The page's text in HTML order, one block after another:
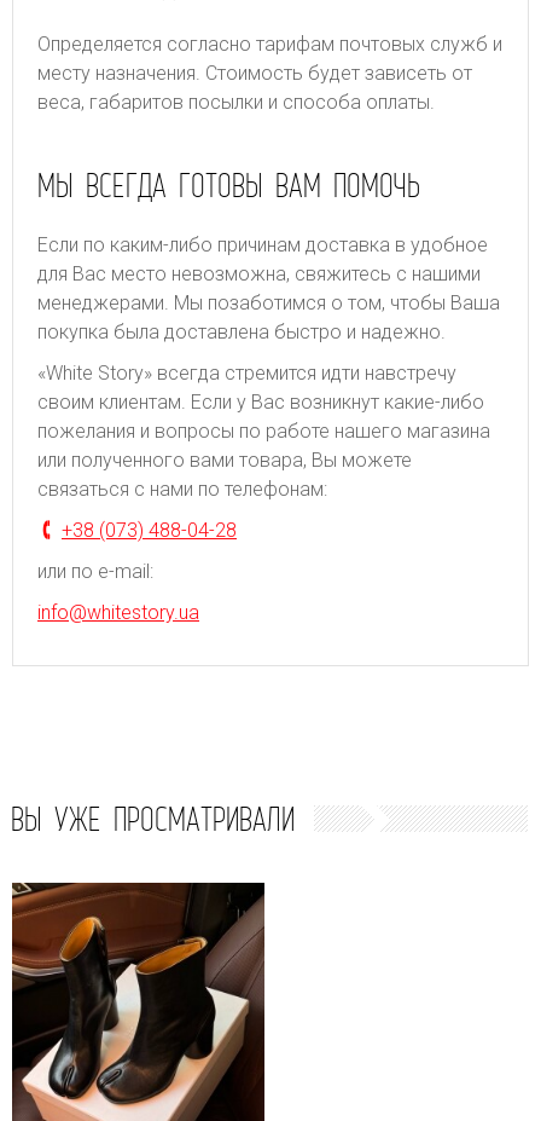
Определяется согласно тарифам почтовых служб и
месту назначения. Стоимость будет зависеть от
веса, габаритов посылки и способа оплаты.
МЫ ВСЕГДА ГОТОВЫ ВАМ ПОМОЧЬ
Если по каким-либо причинам доставка в удобное
для Вас место невозможна, свяжитесь с нашими
менеджерами. Мы позаботимся о том, чтобы Ваша
покупка была доставлена быстро и надежно.
«White Story» всегда стремится идти навстречу
своим клиентам. Если у Вас возникнут какие-либо
пожелания и вопросы по работе нашего магазина
или полученного вами товара, Вы можете
связаться с нами по телефонам:
+38 (073) 488-04-28
или по e-mail:
info@whitestory.ua
ВЫ УЖЕ ПРОСМАТРИВАЛИ